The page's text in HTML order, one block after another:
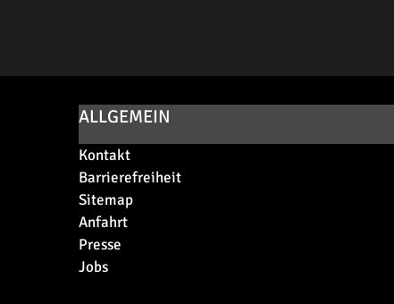
ALLGEMEIN
Kontakt
Barrierefreiheit
Sitemap
Anfahrt
Presse
Jobs